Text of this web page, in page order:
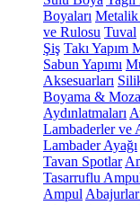
Boyaları
ve Rulosu Tuval
Şiş Takı Yapım
Sabun Yapımı
Aksesuarları
Boyama &
Aydınlatmaları
Lambaderler ve
Lambader Ayağı
Tavan Spotlar
Tasarruflu
Ampul Abajurlar